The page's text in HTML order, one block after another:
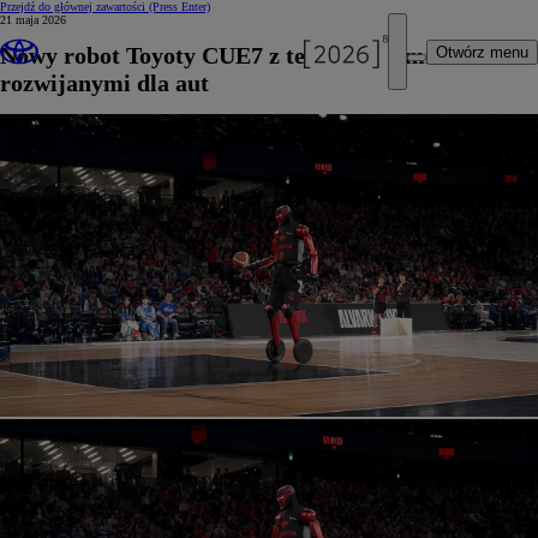
Przejdź do głównej zawartości (Press Enter)
Otwórz menu
21 maja 2026
Nowy robot Toyoty CUE7 z technologiami
rozwijanymi dla aut